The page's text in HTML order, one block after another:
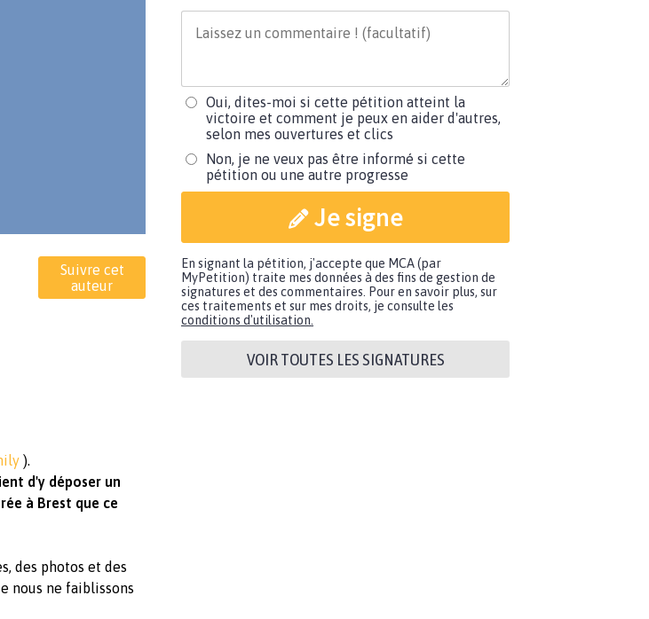
Suivre cet
auteur
).
d'y déposer un
à Brest que ce
des photos et des
nous ne faiblissons
Oui, dites-moi si cette pétition atteint la
victoire et comment je peux en aider d'autres,
selon mes ouvertures et clics
Non, je ne veux pas être informé si cette
pétition ou une autre progresse
Je signe
En signant la pétition, j'accepte que MCA (par
MyPetition) traite mes données à des fins de gestion de
signatures et des commentaires. Pour en savoir plus, sur
ces traitements et sur mes droits, je consulte les
conditions d'utilisation.
VOIR TOUTES LES SIGNATURES